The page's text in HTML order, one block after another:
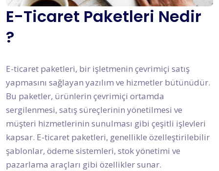
E-Ticaret Paketleri Nedir
?
E-ticaret paketleri, bir işletmenin çevrimiçi satış
yapmasını sağlayan yazılım ve hizmetler bütünüdür.
Bu paketler, ürünlerin çevrimiçi ortamda
sergilenmesi, satış süreçlerinin yönetilmesi ve
müşteri hizmetlerinin sunulması gibi çeşitli işlevleri
kapsar. E-ticaret paketleri, genellikle özelleştirilebilir
şablonlar, ödeme sistemleri, stok yönetimi ve
pazarlama araçları gibi özellikler sunar.